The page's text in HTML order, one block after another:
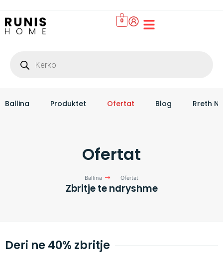
0
Ballina Produktet Ofertat Blog Rreth
Ofertat
Ballina Ofertat
Zbritje te ndryshme
Deri ne 40% zbritje